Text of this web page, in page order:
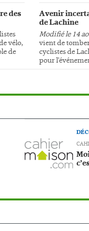
des
vélo,
de
Avenir
de Lachine
Modifié le 14
vient de
cyclistes de
pour